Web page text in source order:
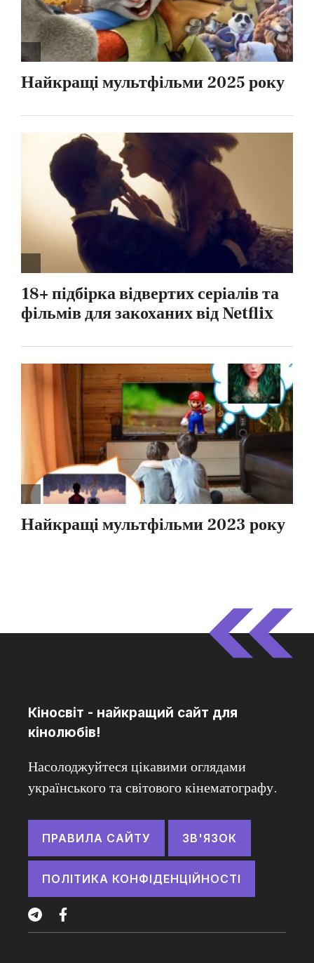
Кіносвіт - найкращий сайт для
кінолюбів!
Насолоджуйтеся цікавими оглядами
українського та світового кінематографу.
ПРАВИЛА САЙТУ ЗВ'ЯЗОК
ПОЛІТИКА КОНФІДЕНЦІЙНОСТІ